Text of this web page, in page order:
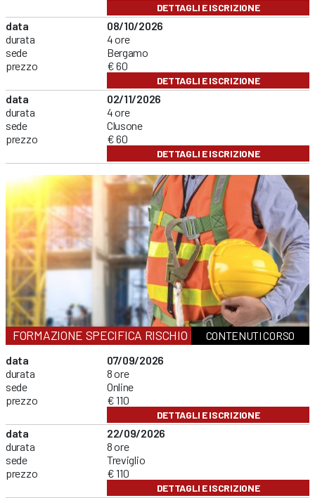
DETTAGLI E ISCRIZIONE
data
durata
sede
prezzo
08/10/2026
4 ore
Bergamo
€ 60
DETTAGLI E ISCRIZIONE
data
durata
sede
prezzo
02/11/2026
4 ore
Clusone
€ 60
DETTAGLI E ISCRIZIONE
FORMAZIONE SPECIFICA RISCHIO MEDIOCONTENUTI CORSO
data
durata
sede
prezzo
07/09/2026
8 ore
Online
€ 110
DETTAGLI E ISCRIZIONE
data
durata
sede
prezzo
22/09/2026
8 ore
Treviglio
€ 110
DETTAGLI E ISCRIZIONE